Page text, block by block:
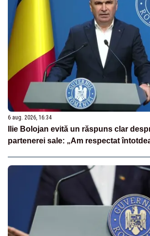
6 aug. 2026, 16:34
Ilie Bolojan evită un răspuns clar
partenerei sale: „Am respectat